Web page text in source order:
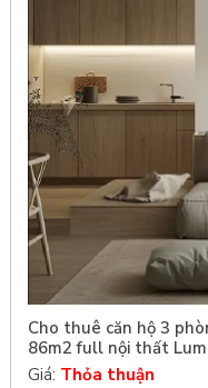
Cho thuê căn hộ 3
86m2 full nội thất
Giá: Thỏa thuận